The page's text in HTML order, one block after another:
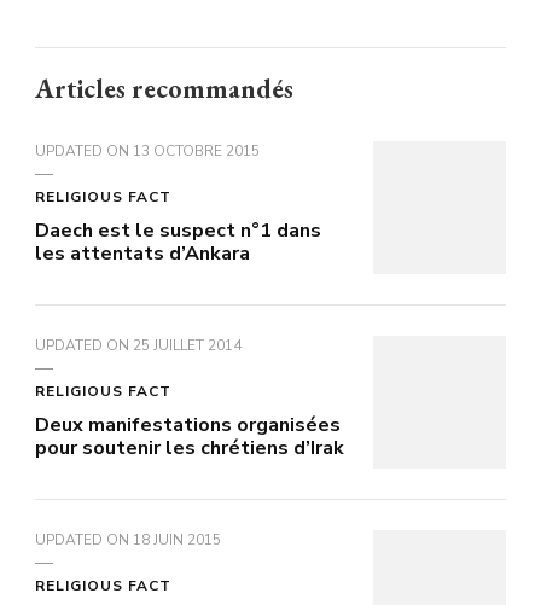
Articles recommandés
UPDATED ON 13 OCTOBRE 2015
RELIGIOUS FACT
Daech est le suspect n°1 dans
les attentats d’Ankara
UPDATED ON 25 JUILLET 2014
RELIGIOUS FACT
Deux manifestations organisées
pour soutenir les chrétiens d’Irak
UPDATED ON 18 JUIN 2015
RELIGIOUS FACT